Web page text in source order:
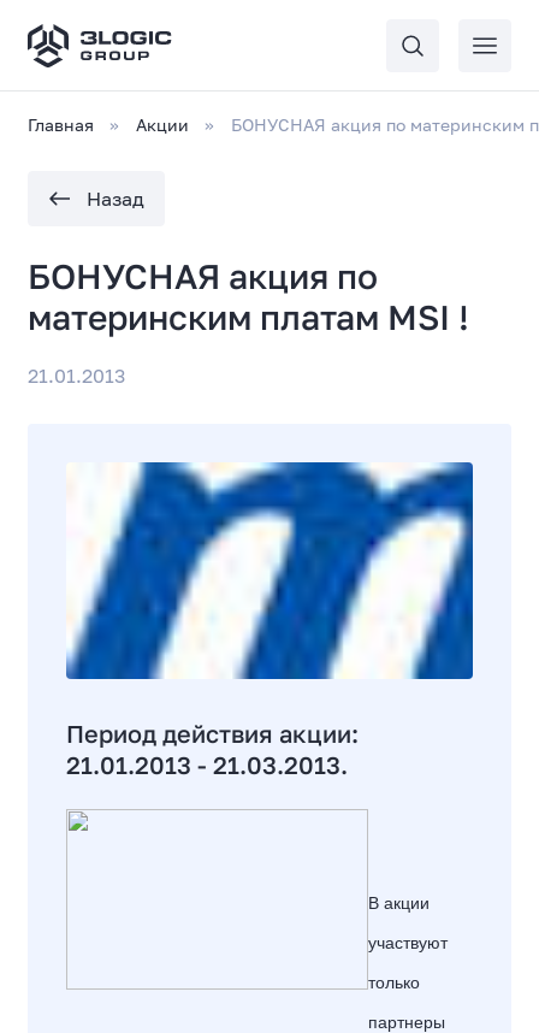
Главная Акции БОНУСНАЯ акция по материнским
Назад
БОНУСНАЯ акция по
материнским платам MSI !
21.01.2013
Период действия акции:
21.01.2013 - 21.03.2013.
В акции
участвуют
только
партнеры